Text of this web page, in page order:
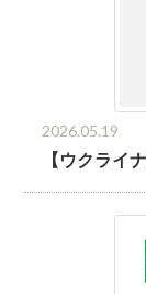
2026.05.19
【ウクライ